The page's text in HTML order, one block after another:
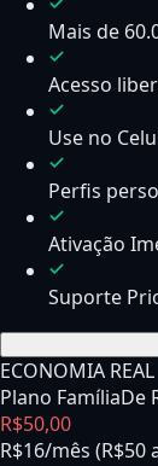
Mais de
Acesso
Use no
Perfis
Ativação
Suporte
ECONOMIA REAL
Plano FamíliaDe
R$50,00
R$16/mês (R$50